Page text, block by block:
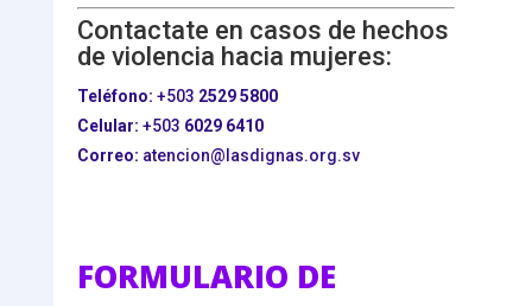
Contactate en casos de hechos
de violencia hacia mujeres:
Teléfono: +503 2529 5800
Celular: +503 6029 6410
Correo: atencion@lasdignas.org.sv
FORMULARIO DE